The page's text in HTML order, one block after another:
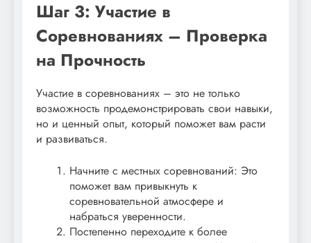
Шаг 3: Участие в
Соревнованиях – Проверка
на Прочность
Участие в соревнованиях – это не только
возможность продемонстрировать свои навыки,
но и ценный опыт, который поможет вам расти
и развиваться.
Начните с местных соревнований: Это
поможет вам привыкнуть к
соревновательной атмосфере и
набраться уверенности.
Постепенно переходите к более